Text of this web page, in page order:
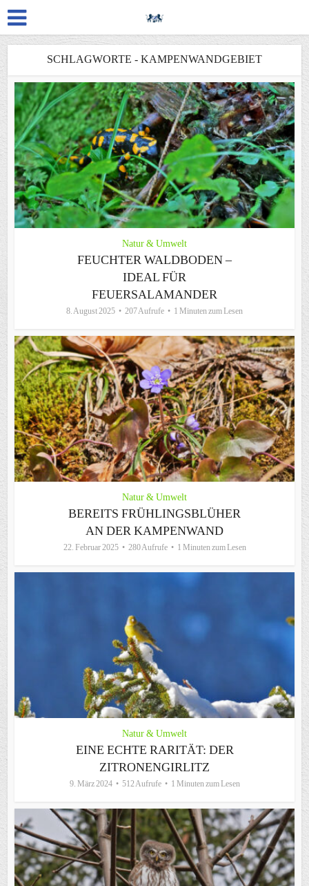
SCHLAGWORTE - KAMPENWANDGEBIET
Natur & Umwelt
FEUCHTER WALDBODEN –
IDEAL FÜR
FEUERSALAMANDER
8. August 2025 207 Aufrufe 1 Minuten zum Lesen
Natur & Umwelt
BEREITS FRÜHLINGSBLÜHER
AN DER KAMPENWAND
22. Februar 2025 280 Aufrufe 1 Minuten zum Lesen
Natur & Umwelt
EINE ECHTE RARITÄT: DER
ZITRONENGIRLITZ
9. März 2024 512 Aufrufe 1 Minuten zum Lesen